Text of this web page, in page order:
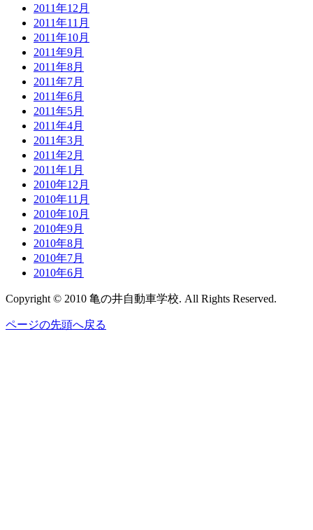
2011年12月
2011年11月
2011年10月
2011年9月
2011年8月
2011年7月
2011年6月
2011年5月
2011年4月
2011年3月
2011年2月
2011年1月
2010年12月
2010年11月
2010年10月
2010年9月
2010年8月
2010年7月
2010年6月
Copyright © 2010 亀の井自動車学校. All Rights Reserved.
ページの先頭へ戻る